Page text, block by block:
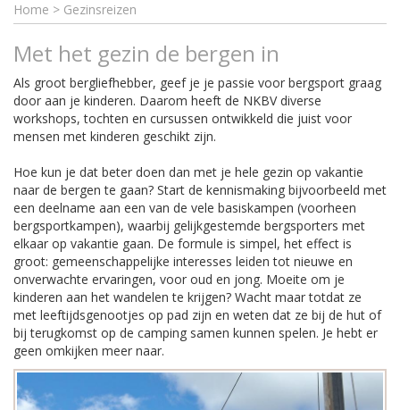
Home > Gezinsreizen
Met het gezin de bergen in
Als groot bergliefhebber, geef je je passie voor bergsport graag
door aan je kinderen. Daarom heeft de NKBV diverse
workshops, tochten en cursussen ontwikkeld die juist voor
mensen met kinderen geschikt zijn.
Hoe kun je dat beter doen dan met je hele gezin op vakantie
naar de bergen te gaan? Start de kennismaking bijvoorbeeld met
een deelname aan een van de vele basiskampen (voorheen
bergsportkampen), waarbij gelijkgestemde bergsporters met
elkaar op vakantie gaan. De formule is simpel, het effect is
groot: gemeenschappelijke interesses leiden tot nieuwe en
onverwachte ervaringen, voor oud en jong. Moeite om je
kinderen aan het wandelen te krijgen? Wacht maar totdat ze
met leeftijdsgenootjes op pad zijn en weten dat ze bij de hut of
bij terugkomst op de camping samen kunnen spelen. Je hebt er
geen omkijken meer naar.